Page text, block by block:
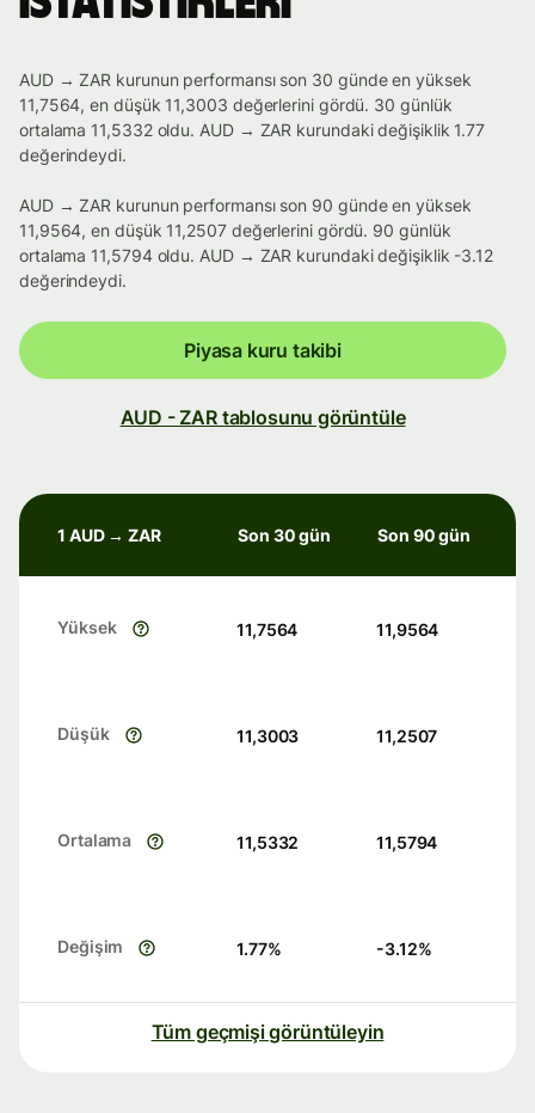
AUD → ZAR kurunun performansı son 30 günde en yüksek
11,7564, en düşük 11,3003 değerlerini gördü. 30 günlük
ortalama 11,5332 oldu. AUD → ZAR kurundaki değişiklik 1.77
değerindeydi.
AUD → ZAR kurunun performansı son 90 günde en yüksek
11,9564, en düşük 11,2507 değerlerini gördü. 90 günlük
ortalama 11,5794 oldu. AUD → ZAR kurundaki değişiklik -3.12
değerindeydi.
Piyasa kuru takibi
AUD - ZAR tablosunu görüntüle
1 AUD → ZAR Son 30 gün Son 90 gün
Yüksek 11,7564 11,9564
Düşük 11,3003 11,2507
Ortalama 11,5332 11,5794
Değişim 1.77% -3.12%
Tüm geçmişi görüntüleyin